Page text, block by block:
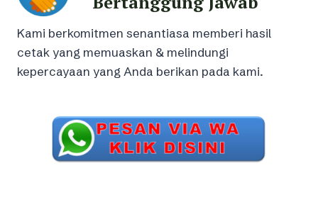
Kami berkomitmen senantiasa memberi hasil
cetak yang memuaskan & melindungi
kepercayaan yang Anda berikan pada kami.